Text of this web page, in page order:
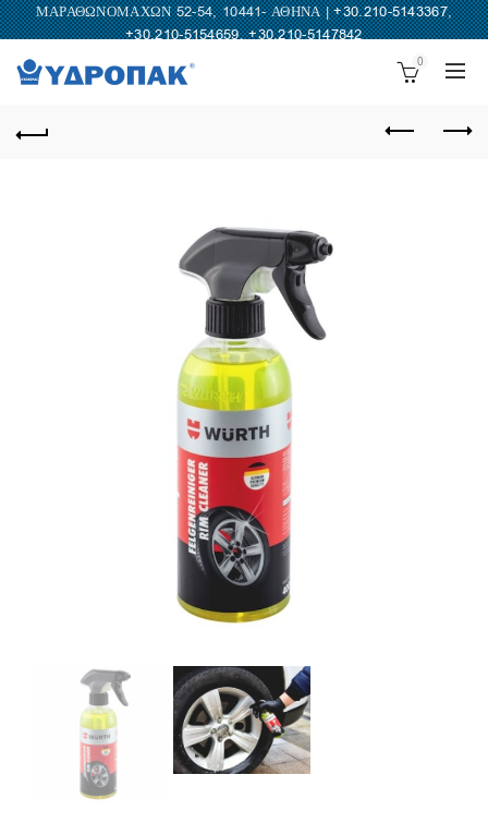
ΜΑΡΑΘΩΝΟΜΑΧΩΝ 52-54, 10441- ΑΘΗΝΑ |+30.210-5143367,
+30.210-5154659,+30.210-5147842
0